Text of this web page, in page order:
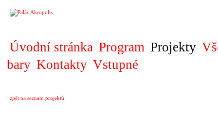
Úvodní stránka Program Projekty
bary Kontakty Vstupné
zpět na seznam projektů